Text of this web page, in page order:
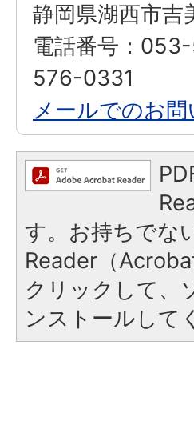
静岡県湖西市
電話番号：
576-0331
メールでのお
す。お持ちでな
Reader（
クリックして、
ンストールして